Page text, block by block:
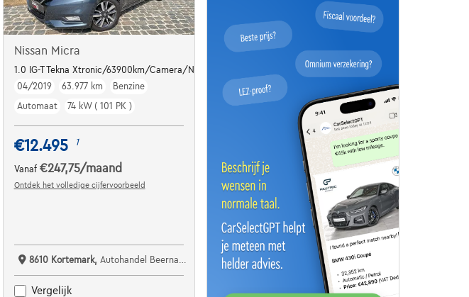
Nissan Micra
1.0 IG-T Tekna Xtronic/63900km/Camera/Navi/Cruise/Clima/Led...
04/2019
63.977 km
Benzine
Automaat
74 kW ( 101 PK )
€12.495 1
Vanaf €247,75/maand
Ontdek het volledige cijfervoorbeeld
8610 Kortemark, Autohandel Beernaert
Vergelijk